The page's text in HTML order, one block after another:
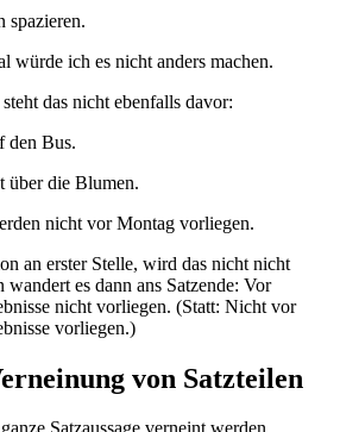
ich es nicht anders machen.
das nicht ebenfalls davor:
Bus.
die Blumen.
nicht vor Montag vorliegen.
an erster Stelle, wird das nicht nicht
wandert es dann ans Satzende: Vor
nicht vorliegen. (Statt: Nicht vor
vorliegen.)
von Satzteilen